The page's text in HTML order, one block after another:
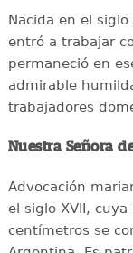
Nacida en el
entró a trabajar
permaneció en
admirable
trabajadores
Nuestra Señora
Advocación
el siglo XVII,
centímetros se